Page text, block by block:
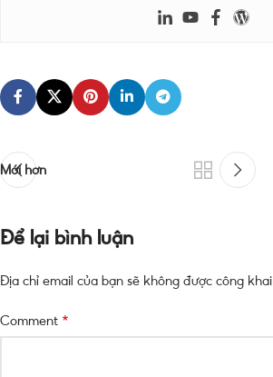
Mới hơn
Để lại bình luận
Địa chỉ email của bạn sẽ không được công khai
Comment *